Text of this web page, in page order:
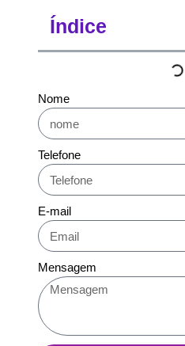
Índice
Nome
Telefone
E-mail
Mensagem